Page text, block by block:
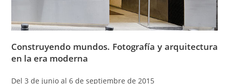
Construyendo mundos. Fotografía y arquitectura
en la era moderna
Del 3 de junio al 6 de septiembre de 2015